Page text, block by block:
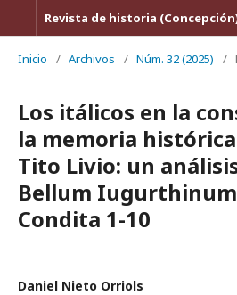
Revista de historia
Inicio / Archivos / Núm. 32 (2025) /
Los itálicos en la
la memoria
Tito Livio: un
Bellum
Condita 1-10
Daniel Nieto Orriols